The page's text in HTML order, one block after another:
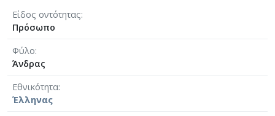
Είδος οντότητας
Πρόσωπο
Φύλο
Άνδρας
Εθνικότητα
Έλληνας